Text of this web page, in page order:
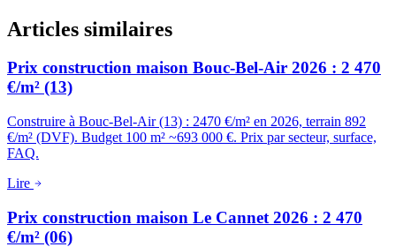
Articles similaires
Prix construction maison Bouc-Bel-Air 2026 : 2 470
€/m² (13)
Construire à Bouc-Bel-Air (13) : 2470 €/m² en 2026, terrain 892
€/m² (DVF). Budget 100 m² ~693 000 €. Prix par secteur, surface,
FAQ.
Lire
Prix construction maison Le Cannet 2026 : 2 470
€/m² (06)